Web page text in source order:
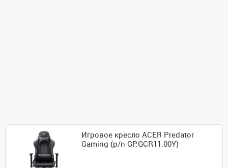
Игровое кресло ACER Predator
Gaming (p/n GP.GCR11.00Y)